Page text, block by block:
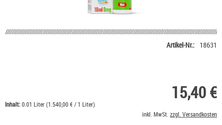
Artikel-Nr.: 18631
15,40 €
Inhalt:0.01 Liter (1.540,00 € / 1 Liter)
inkl. MwSt. zzgl. Versandkosten